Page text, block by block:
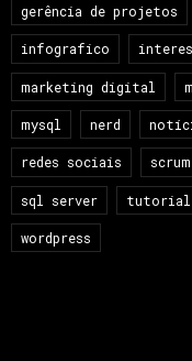
gerência de projetos
infografico
marketing digital
mysql nerd
redes sociais scrum
sql server tutorial
wordpress